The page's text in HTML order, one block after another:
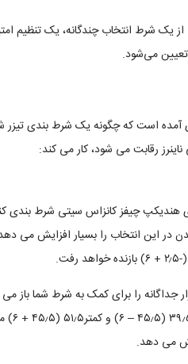
از یک شرط انتخاب چندگانه، یک تنظیم
می‌شود.
رقابت می شود، کار می کند:
شدن در این انتخاب را بسیار افزایش
جداگانه را برای کمک به شرط شما باز می‌
و کمتر
می دهد.